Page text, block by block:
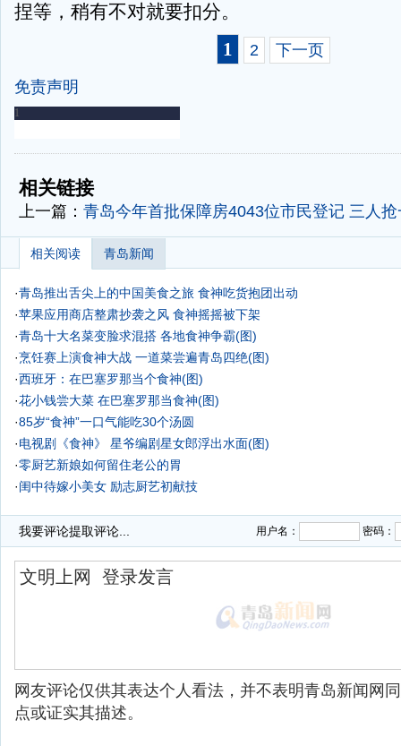
捏等，稍有不对就要扣分。
1
2 下一页
免责声明
-
相关链接
上一篇： 青岛今年首批保障房4043位市民登记 三人抢
相关阅读 青岛新闻
·青岛推出舌尖上的中国美食之旅 食神吃货抱团出动
·苹果应用商店整肃抄袭之风 食神摇摇被下架
·青岛十大名菜变脸求混搭 各地食神争霸(图)
·烹饪赛上演食神大战 一道菜尝遍青岛四绝(图)
·西班牙：在巴塞罗那当个食神(图)
·花小钱尝大菜 在巴塞罗那当食神(图)
·85岁“食神”一口气能吃30个汤圆
·电视剧《食神》 星爷编剧星女郎浮出水面(图)
·零厨艺新娘如何留住老公的胃
·闺中待嫁小美女 励志厨艺初献技
我要评论提取评论... 用户名： 密码：
网友评论仅供其表达个人看法，并不表明青岛新闻网
点或证实其描述。